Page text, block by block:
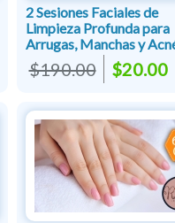
2 Sesiones Faciales de
Limpieza Profunda para
Arrugas, Manchas y
$190.00 $20.00